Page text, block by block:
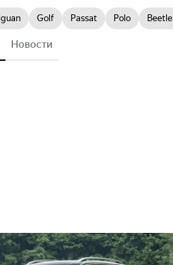
Golf Passat Polo Beetle
Новости
появился
кроссовер Volkswagen